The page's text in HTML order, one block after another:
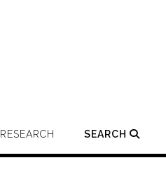
RESEARCH SEARCH